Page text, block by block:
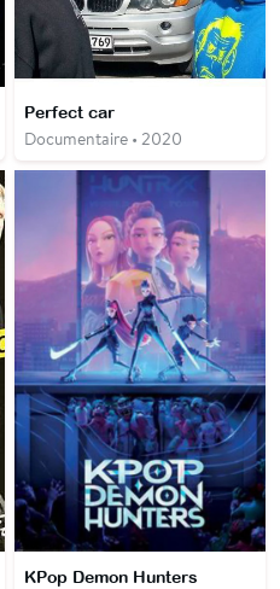
Perfect car
Documentaire • 2020
KPop Demon Hunters